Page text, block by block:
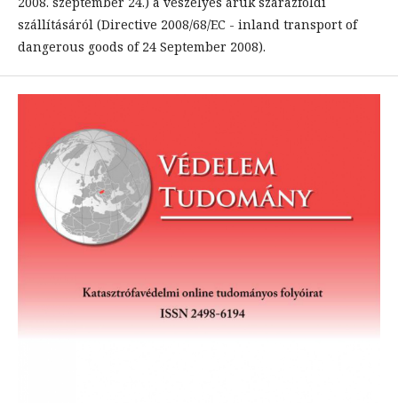
szállításáról (Directive 2008/68/EC - inland transport of
dangerous goods of 24 September 2008).